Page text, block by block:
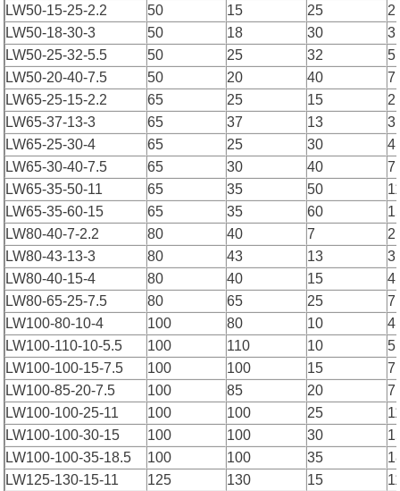
LW50-15-25-2.2
50 15 25
LW50-18-30-3
50 18 30
3
LW50-25-32-5.5
50 25 32
LW50-20-40-7.5
50 20 40
LW65-25-15-2.2
65 25 15
LW65-37-13-3
65 37 13
3
LW65-25-30-4
65 25 30
4
LW65-30-40-7.5
65 30 40
LW65-35-50-11
65 35 50
LW65-35-60-15
65 35 60
LW80-40-7-2.2
80 40 7
LW80-43-13-3
80 43 13
3
LW80-40-15-4
80 40 15
4
LW80-65-25-7.5
80 65 25
LW100-80-10-4
100 80 10
4
LW100-110-10-5.5
100 110 10
LW100-100-15-7.5
100 100 15
LW100-85-20-7.5
100 85 20
LW100-100-25-11
100 100 25
LW100-100-30-15
100 100 30
LW100-100-35-18.5
100 100 35
LW125-130-15-11
125 130 15